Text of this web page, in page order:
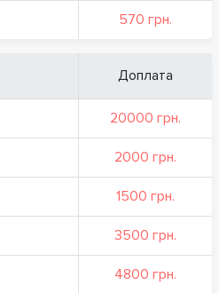
570 грн.
Доплата
20000 грн.
2000 грн.
1500 грн.
3500 грн.
4800 грн.